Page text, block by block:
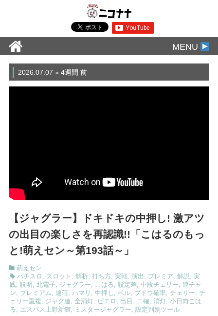
MENU
2026.07.07 » 4週間 前
【ジャグラー】ドキドキの中押し! 激アツ
の出目の楽しさを再認識!!「こはるのもっ
と!萌えセン～第193話～」
萌えセン
パチスロ , スロット , 解析, 打ち方, 実戦, 演出 , プレミア, 解説, 実
践, 説明 , 北電子, ジャグラー, こはる, 設定差, 中段チェリー, 連チャ
ン, プレミアム, 連荘, ハマリ , 中押し , ベル, ブドウ確率, チェリー, チ
ェリー重複, ジャグ連, 全消灯, ピエロ , 出目 , 二確, 消灯, 小日向こは
る, エスパス上野新館, ミスタージャグラー, 設定判別ツール